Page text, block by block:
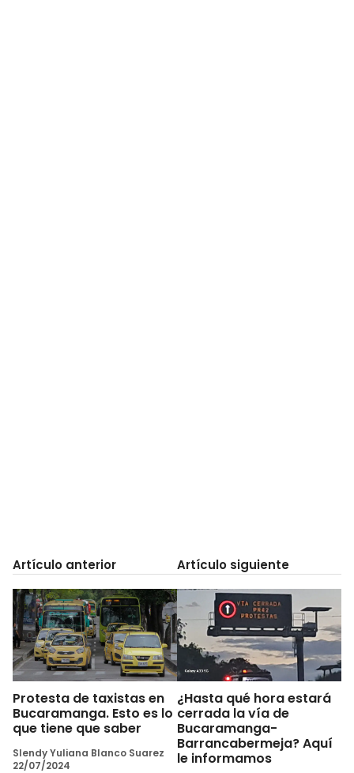
Artículo anterior
Protesta de taxistas en
Bucaramanga. Esto es lo
que tiene que saber
Slendy Yuliana Blanco Suarez
22/07/2024
Artículo siguiente
¿Hasta qué hora estará
cerrada la vía de
Bucaramanga-
Barrancabermeja? Aquí
le informamos